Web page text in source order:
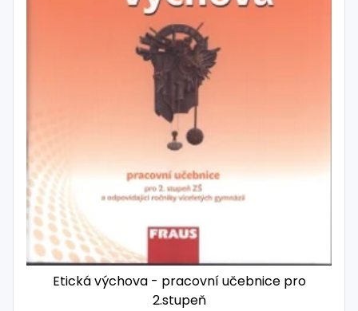
Etická výchova - pracovní učebnice pro
2.stupeň